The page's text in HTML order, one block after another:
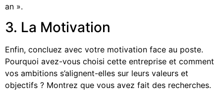
an ».
3. La Motivation
Enfin, concluez avec votre motivation face au poste.
Pourquoi avez-vous choisi cette entreprise et comment
vos ambitions s’alignent-elles sur leurs valeurs et
objectifs ? Montrez que vous avez fait des recherches.